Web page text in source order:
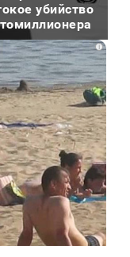
убийство
i